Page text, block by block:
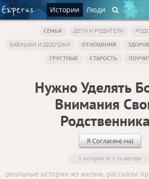
Истории Люди
СЕМЬЯ ДЕТИ И РОДИТЕЛИ
БАБУШКИ И ДЕДУШКИ
ОТНОШЕНИЯ
ГРУСТНЫЕ
СТАРОСТЬ
Нужно Уделять
Внимания
Я Согласен(-на)
1 история от 1-го автора
реальные истории из жизни, рассказы